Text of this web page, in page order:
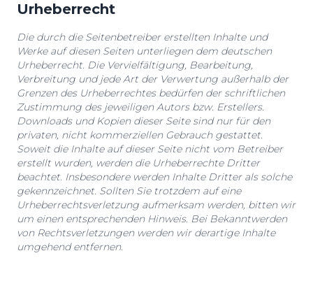
Urheberrecht
Die durch die Seitenbetreiber erstellten Inhalte und
Werke auf diesen Seiten unterliegen dem deutschen
Urheberrecht. Die Vervielfältigung, Bearbeitung,
Verbreitung und jede Art der Verwertung außerhalb der
Grenzen des Urheberrechtes bedürfen der schriftlichen
Zustimmung des jeweiligen Autors bzw. Erstellers.
Downloads und Kopien dieser Seite sind nur für den
privaten, nicht kommerziellen Gebrauch gestattet.
Soweit die Inhalte auf dieser Seite nicht vom Betreiber
erstellt wurden, werden die Urheberrechte Dritter
beachtet. Insbesondere werden Inhalte Dritter als solche
gekennzeichnet. Sollten Sie trotzdem auf eine
Urheberrechtsverletzung aufmerksam werden, bitten wir
um einen entsprechenden Hinweis. Bei Bekanntwerden
von Rechtsverletzungen werden wir derartige Inhalte
umgehend entfernen.